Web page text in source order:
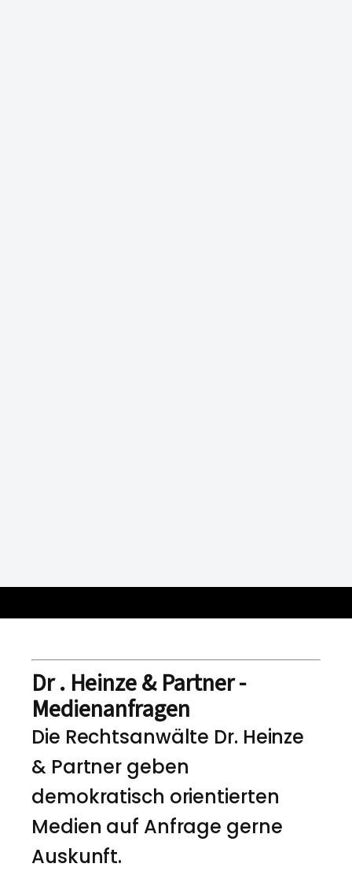
Dr . Heinze & Partner -
Medienanfragen
Die Rechtsanwälte Dr. Heinze
& Partner geben
demokratisch orientierten
Medien auf Anfrage gerne
Auskunft.